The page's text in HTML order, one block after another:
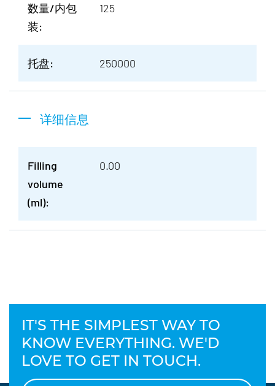
数量/内包
装:
125
托盘: 250000
详细信息
Filling
volume
(ml):
0.00
IT'S THE SIMPLEST WAY TO
KNOW EVERYTHING. WE'D
LOVE TO GET IN TOUCH.